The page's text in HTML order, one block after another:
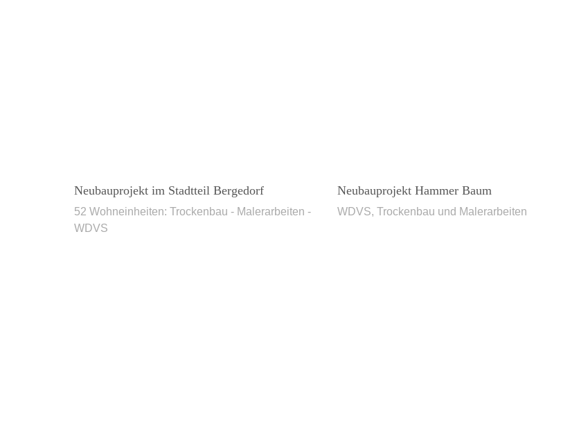
Neubauprojekt im Stadtteil Bergedorf
52 Wohneinheiten: Trockenbau - Malerarbeiten -
WDVS
Neubauprojekt Hammer Baum
WDVS, Trockenbau und Malerarbeiten